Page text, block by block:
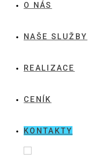
O NÁS
NAŠE SLUŽBY
REALIZACE
CENÍK
KONTAKTY